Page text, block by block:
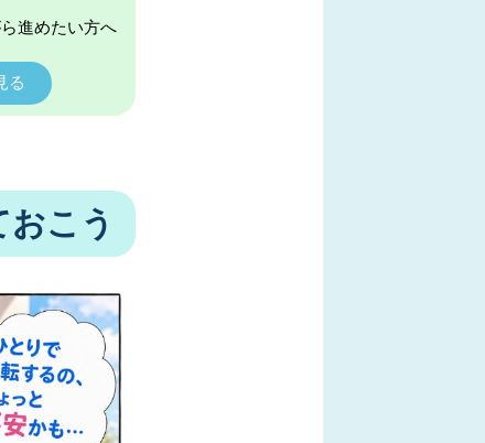
進めたい方へ
る
こう